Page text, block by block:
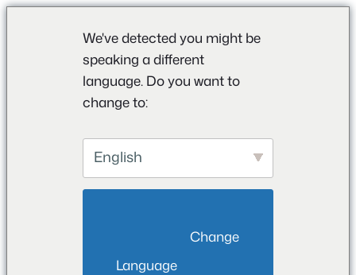
We've detected you might be
speaking a different
language. Do you want to
change to:
English
Language